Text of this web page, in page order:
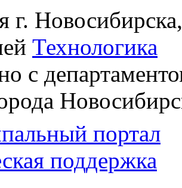
Технологика
с
портал
поддержка